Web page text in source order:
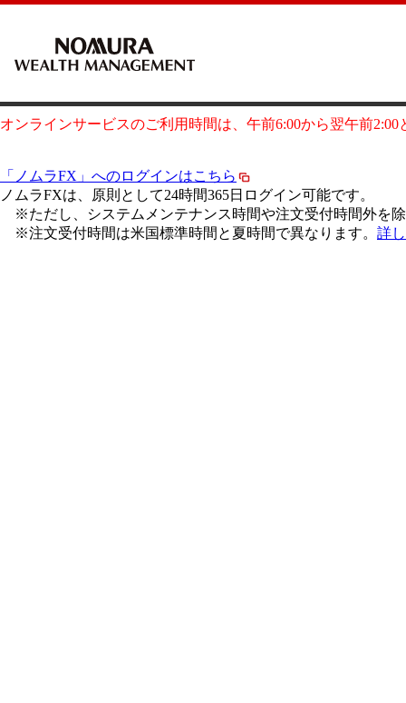
オンラインサービスのご利用時間は、午前6:00から翌午前2:00
「ノムラFX」へのログインはこちら
ノムラFXは、原則として24時間365日ログイン可能です。
※ただし、システムメンテナンス時間や注文受付時間外を
※注文受付時間は米国標準時間と夏時間で異なります。 詳